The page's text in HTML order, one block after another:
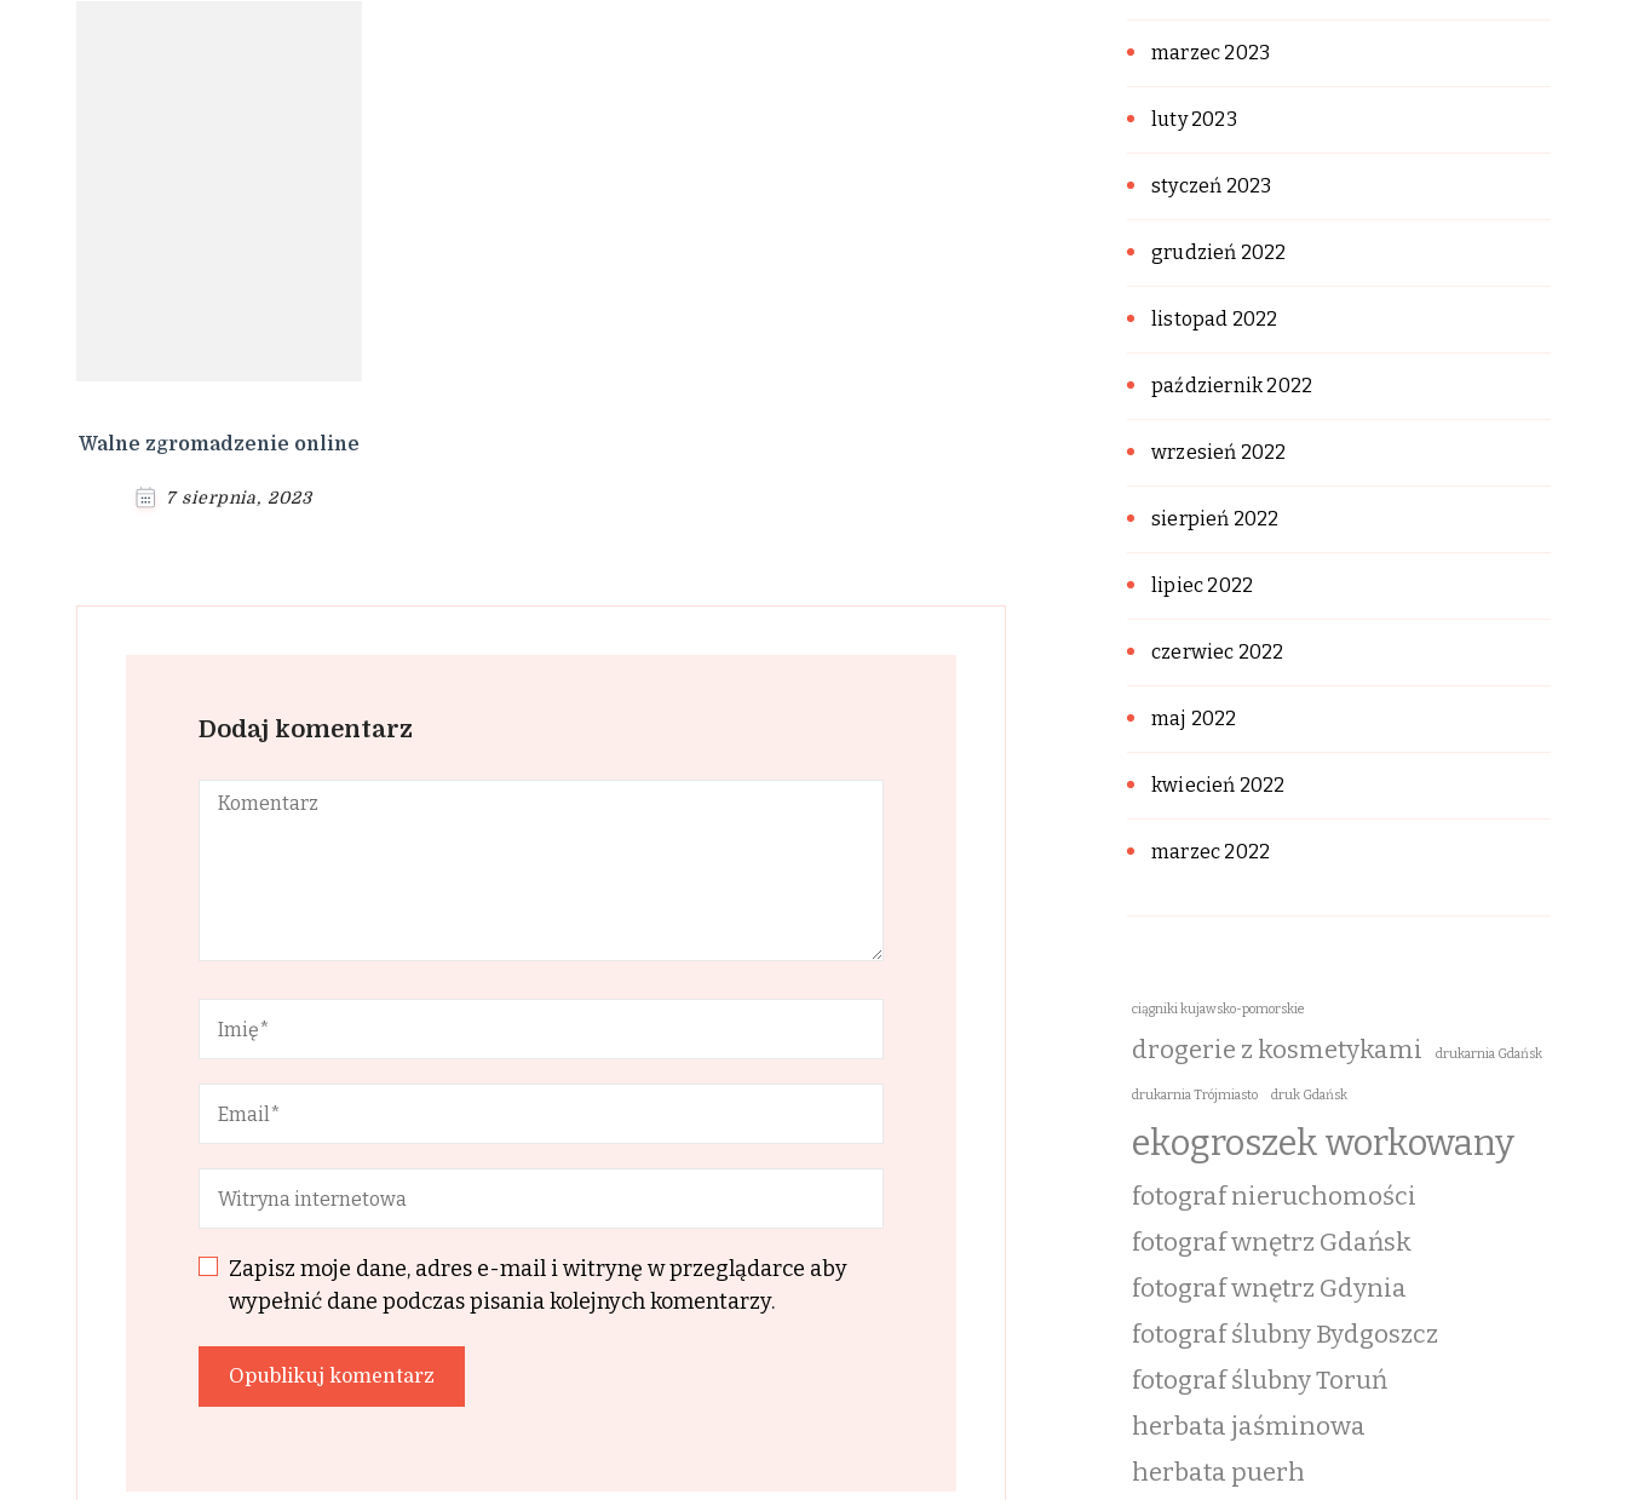
Walne zgromadzenie online
7 sierpnia, 2023
Dodaj komentarz
Zapisz moje dane, adres e-mail i witrynę w przeglądarce aby
wypełnić dane podczas pisania kolejnych komentarzy.
marzec 2023
luty 2023
styczeń 2023
grudzień 2022
listopad 2022
październik 2022
wrzesień 2022
sierpień 2022
lipiec 2022
czerwiec 2022
maj 2022
kwiecień 2022
marzec 2022
ciągniki kujawsko-pomorskie
drogerie z kosmetykami drukarnia Gdańsk
drukarnia Trójmiasto druk Gdańsk
ekogroszek workowany
fotograf nieruchomości
fotograf wnętrz Gdańsk
fotograf wnętrz Gdynia
fotograf ślubny Bydgoszcz
fotograf ślubny Toruń
herbata jaśminowa
herbata puerh